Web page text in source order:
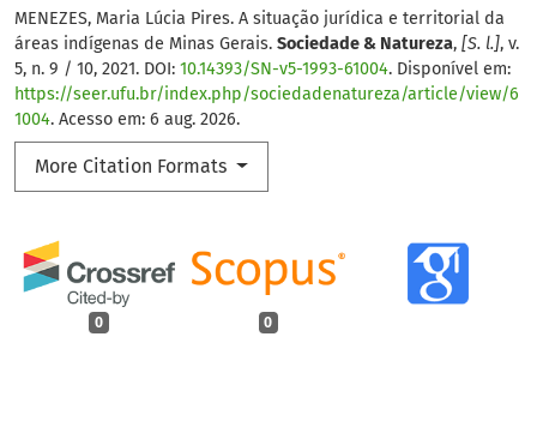
MENEZES, Maria Lúcia Pires. A situação jurídica e territorial da
áreas indígenas de Minas Gerais. Sociedade & Natureza, [S. l.], v.
5, n. 9 / 10, 2021. DOI: 10.14393/SN-v5-1993-61004. Disponível em:
https://seer.ufu.br/index.php/sociedadenatureza/article/view/6
1004. Acesso em: 6 aug. 2026.
More Citation Formats
0 0